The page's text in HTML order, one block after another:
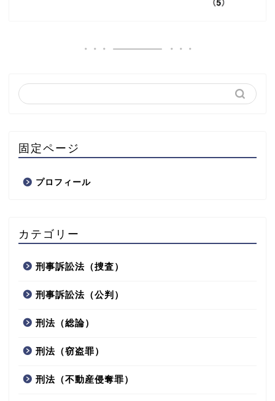
固定ページ
プロフィール
カテゴリー
刑事訴訟法（捜査）
刑事訴訟法（公判）
刑法（総論）
刑法（窃盗罪）
刑法（不動産侵奪罪）